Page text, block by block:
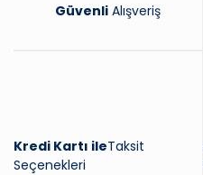
Güvenli Alışveriş
Kredi Kartı ileTaksit
Seçenekleri